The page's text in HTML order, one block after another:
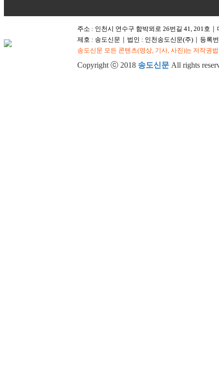
주소 : 인천시 연수구 함박뫼로 26번길 41, 201호
제호 : 송도신문
법인 : 인천송도신문(주)
등록
송도신문 모든 콘텐츠(영상, 기사, 사진)는 저작권
Copyright ⓒ 2018 송도신문 All rights